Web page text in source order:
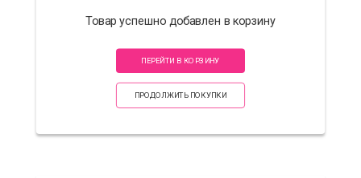
Товар успешно добавлен в корзину
ПЕРЕЙТИ В КОРЗИНУ
ПРОДОЛЖИТЬ ПОКУПКИ